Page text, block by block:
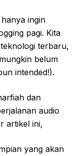
ingin
pagi. Kita
terbaru,
belum
intended!).
dan
audio
artikel ini,
yang akan